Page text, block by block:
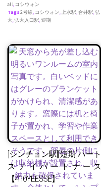
all, コシウォン
Tags2号線, コシウォン, 上水駅,合井駅,弘
大,弘大入口駅,短期
[シンチョン駅][短期]ハート
ステイパートナース
【410YEESSE】